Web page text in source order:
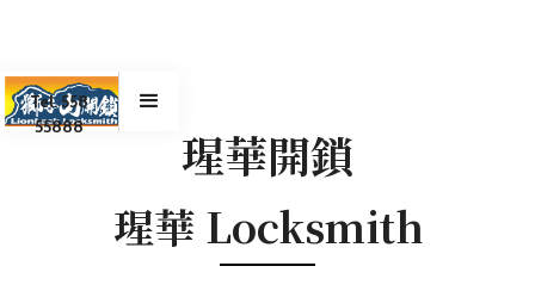
Tel. 558
55888
瑆華開鎖
瑆華 Locksmith